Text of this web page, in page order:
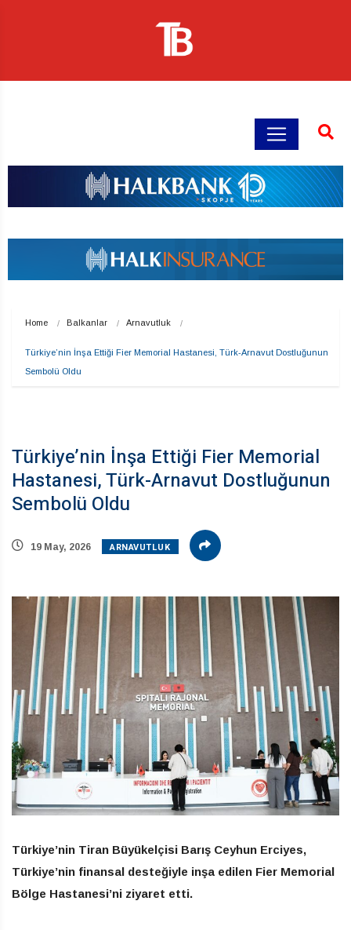
Home Balkanlar Arnavutluk
Türkiye’nin İnşa Ettiği Fier Memorial Hastanesi, Türk-Arnavut Dostluğunun
Sembolü Oldu
Türkiye’nin İnşa Ettiği Fier Memorial
Hastanesi, Türk-Arnavut Dostluğunun
Sembolü Oldu
19 May, 2026 ARNAVUTLUK
Türkiye’nin Tiran Büyükelçisi Barış Ceyhun Erciyes,
Türkiye’nin finansal desteğiyle inşa edilen Fier Memorial
Bölge Hastanesi’ni ziyaret etti.